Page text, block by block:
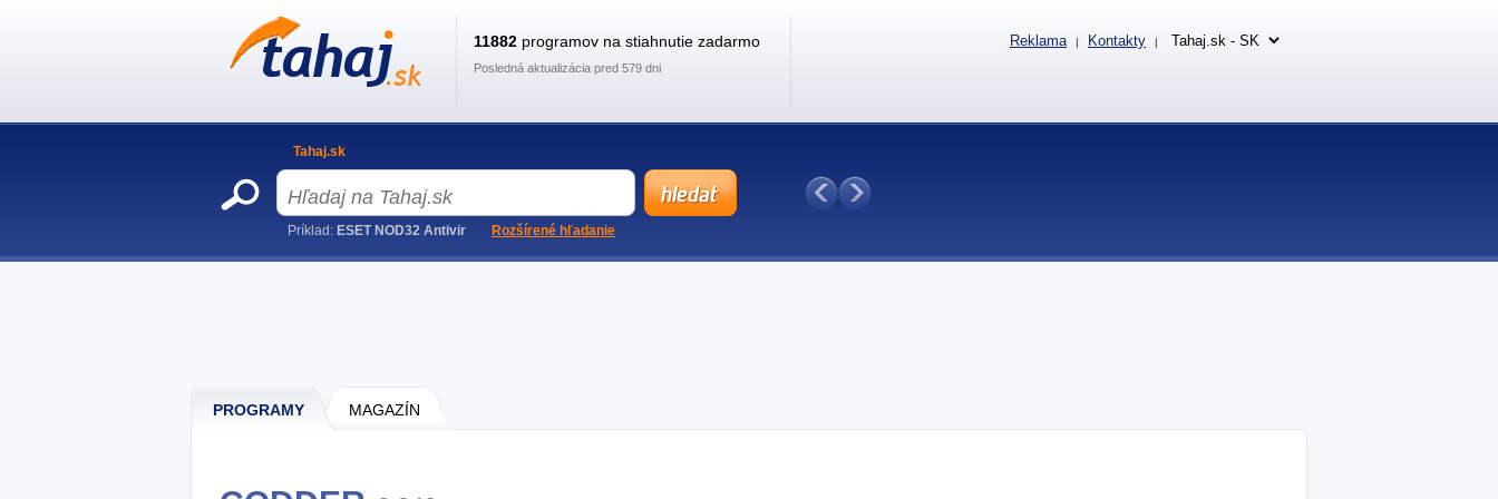
PROGRAMY MAGAZÍN
11882 programov na stiahnutie zadarmo
Posledná aktualizácia pred 579 dni
Reklama | Kontakty |
Tahaj.sk
Príklad: ESET NOD32 Antivir Rozšírené hľadanie